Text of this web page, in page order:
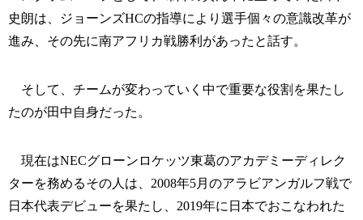
史朗は、ジョーンズHCの指導により選手個々の意識改革が
進み、その先に南アフリカ戦勝利があったと話す。
そして、チームが変わっていく中で重要な役割を果たし
たのが田中自身だった。
現在はNECグローンロケッツ東葛のアカデミーディレク
ターを務めるその人は、2008年5月のアラビアンガルフ戦で
日本代表デビューを果たし、2019年に日本でおこなわれた